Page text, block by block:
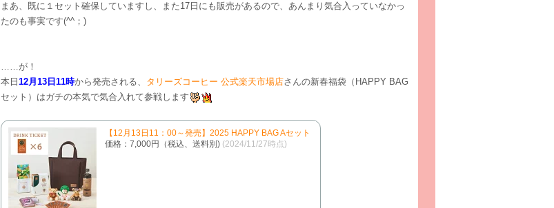
まあ、既に１セット確保していますし、また17日にも販売があるので、あんまり気合入っていなかっ
たのも事実です(^^；)
……が！
本日12月13日11時から発売される、 タリーズコーヒー 公式楽天市場店さんの新春福袋（HAPPY BAG
セット）はガチの本気で気合入れて参戦します
【12月13日11：00～発売】2025 HAPPY BAG Aセット
価格：7,000円（税込、送料別) (2024/11/27時点)